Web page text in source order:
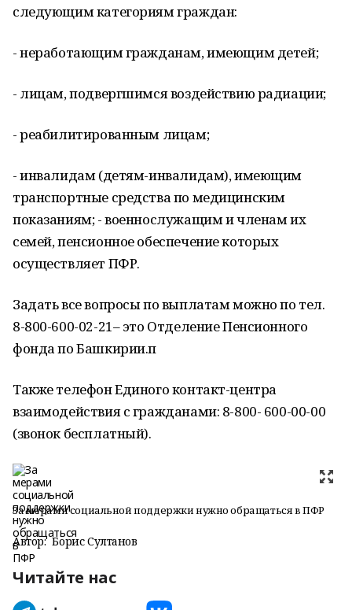
следующим категориям граждан:
- неработающим гражданам, имеющим детей;
- лицам, подвергшимся воздействию радиации;
- реабилитированным лицам;
- инвалидам (детям-инвалидам), имеющим
транспортные средства по медицинским
показаниям; - военнослужащим и членам их
семей, пенсионное обеспечение которых
осуществляет ПФР.
Задать все вопросы по выплатам можно по тел.
8-800-600-02-21– это Отделение Пенсионного
фонда по Башкирии.п
Также телефон Единого контакт-центра
взаимодействия с гражданами: 8-800- 600-00-00
(звонок бесплатный).
За мерами социальной поддержки нужно обращаться в ПФР
Автор: Борис Султанов
Читайте нас